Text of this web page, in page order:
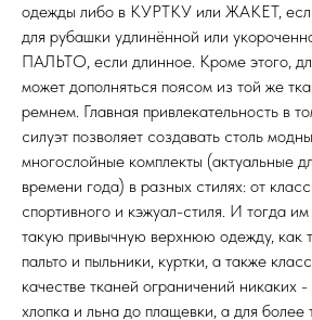
одежды либо в КУРТКУ или ЖАКЕТ,
для рубашки удлинённой или
ПАЛЬТО, если длинное. Кроме этого,
может дополняться поясом из той же
ремнем. Главная привлекательность в
силуэт позволяет создавать столь
многослойные комплекты (актуальные
времени года) в разных стилях: от
спортивного и кэжуал-стиля. И тогда
такую привычную верхнюю одежду, как
пальто и пыльники, куртки, а также
качестве тканей ограничений никаких
хлопка и льна до плащевки, а для более